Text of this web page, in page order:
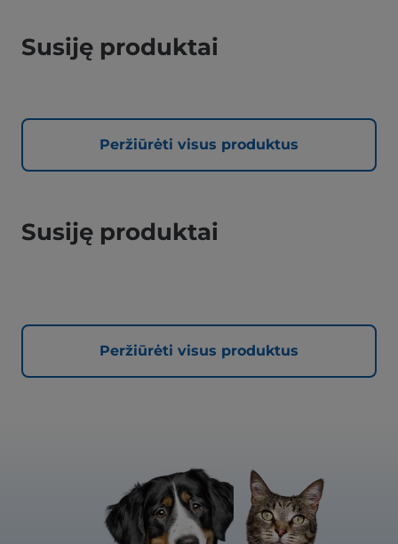
Susiję produktai
Peržiūrėti visus produktus
Susiję produktai
Peržiūrėti visus produktus